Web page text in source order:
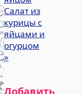
Салат из
курицы с
яйцами и
огурцом
»
Добавить